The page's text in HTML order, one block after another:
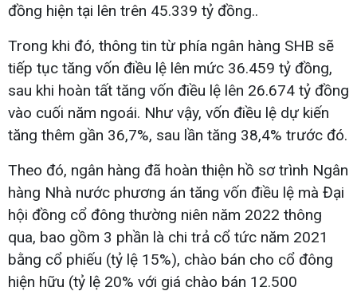
đồng hiện tại lên trên 45.339 tỷ đồng..
Trong khi đó, thông tin từ phía ngân hàng SHB sẽ
tiếp tục tăng vốn điều lệ lên mức 36.459 tỷ đồng,
sau khi hoàn tất tăng vốn điều lệ lên 26.674 tỷ đồng
vào cuối năm ngoái. Như vậy, vốn điều lệ dự kiến
tăng thêm gần 36,7%, sau lần tăng 38,4% trước đó.
Theo đó, ngân hàng đã hoàn thiện hồ sơ trình Ngân
hàng Nhà nước phương án tăng vốn điều lệ mà Đại
hội đồng cổ đông thường niên năm 2022 thông
qua, bao gồm 3 phần là chi trả cổ tức năm 2021
bằng cổ phiếu (tỷ lệ 15%), chào bán cho cổ đông
hiện hữu (tỷ lệ 20% với giá chào bán 12.500